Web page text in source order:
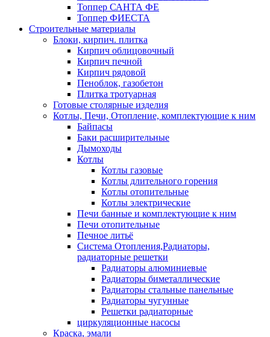
Топпер САНТА ФЕ
Топпер ФИЕСТА
Строительные материалы
Блоки, кирпич. плитка
Кирпич облицовочный
Кирпич печной
Кирпич рядовой
Пеноблок, газобетон
Плитка тротуарная
Готовые столярные изделия
Котлы, Печи, Отопление, комплектующие к ним
Байпасы
Баки расширительные
Дымоходы
Котлы
Котлы газовые
Котлы длительного горения
Котлы отопительные
Котлы электрические
Печи банные и комплектующие к ним
Печи отопительные
Печное литьё
Система Отопления,Радиаторы,
радиаторные решетки
Радиаторы алюминиевые
Радиаторы биметаллические
Радиаторы стальные панельные
Радиаторы чугунные
Решетки радиаторные
циркуляционные насосы
Краска, эмали